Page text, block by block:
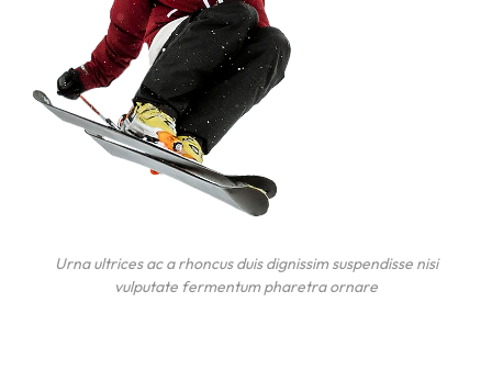
Urna ultrices ac a rhoncus duis dignissim suspendisse nisi
vulputate fermentum pharetra ornare